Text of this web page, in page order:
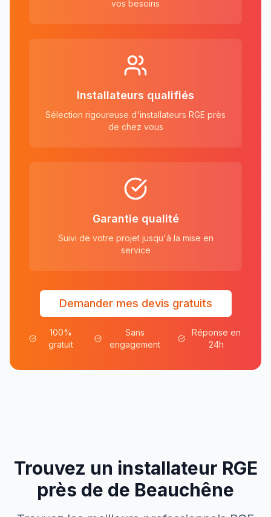
vos besoins
Installateurs qualifiés
Sélection rigoureuse d'installateurs RGE près
de chez vous
Garantie qualité
Suivi de votre projet jusqu'à la mise en
service
Demander mes devis gratuits
100%
gratuit
Sans
engagement
Réponse en
24h
Trouvez un installateur RGE
près de de Beauchêne